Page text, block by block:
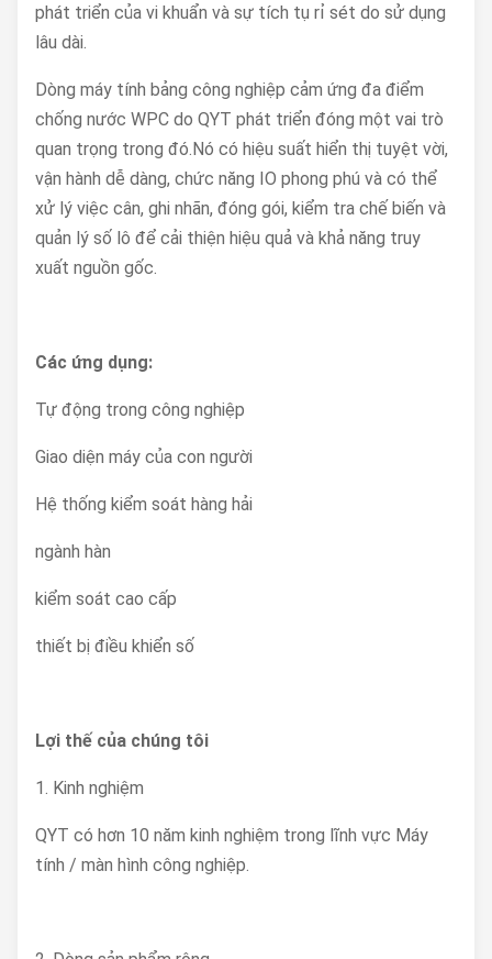
phát triển của vi khuẩn và sự tích tụ rỉ sét do sử dụng
lâu dài.
Dòng máy tính bảng công nghiệp cảm ứng đa điểm
chống nước WPC do QYT phát triển đóng một vai trò
quan trọng trong đó.Nó có hiệu suất hiển thị tuyệt vời,
vận hành dễ dàng, chức năng IO phong phú và có thể
xử lý việc cân, ghi nhãn, đóng gói, kiểm tra chế biến và
quản lý số lô để cải thiện hiệu quả và khả năng truy
xuất nguồn gốc.
Các ứng dụng:
Tự động trong công nghiệp
Giao diện máy của con người
Hệ thống kiểm soát hàng hải
ngành hàn
kiểm soát cao cấp
thiết bị điều khiển số
Lợi thế của chúng tôi
1. Kinh nghiệm
QYT có hơn 10 năm kinh nghiệm trong lĩnh vực Máy
tính / màn hình công nghiệp.